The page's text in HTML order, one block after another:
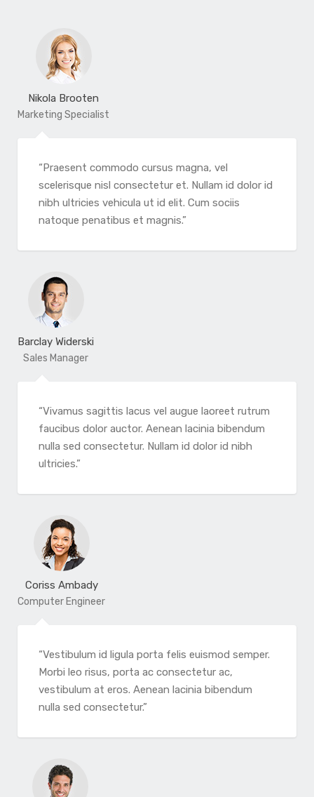
Nikola Brooten
Marketing Specialist
“Praesent commodo cursus magna, vel
scelerisque nisl consectetur et. Nullam id dolor id
nibh ultricies vehicula ut id elit. Cum sociis
natoque penatibus et magnis.”
Barclay Widerski
Sales Manager
“Vivamus sagittis lacus vel augue laoreet rutrum
faucibus dolor auctor. Aenean lacinia bibendum
nulla sed consectetur. Nullam id dolor id nibh
ultricies.”
Coriss Ambady
Computer Engineer
“Vestibulum id ligula porta felis euismod semper.
Morbi leo risus, porta ac consectetur ac,
vestibulum at eros. Aenean lacinia bibendum
nulla sed consectetur.”